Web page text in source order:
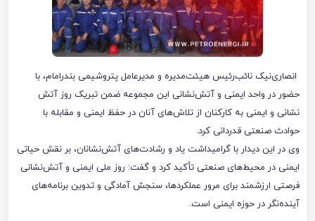
انصاری‌نیک نائب‌رئیس هیئت‌مدیره و مدیرعامل پتروشیمی بندرامام، با
حضور در واحد ایمنی و آتش‌نشانی این مجموعه ضمن تبریک روز آتش
نشانی و ایمنی به کارکنان از تلاش‌های آنان در حفظ ایمنی و مقابله با
حوادث صنعتی قدردانی کرد.
وی در این دیدار با گرامیداشت یاد و رشادت‌های آتش‌نشانان، بر نقش حیاتی
ایمنی در محیط‌های صنعتی تأکید کرد و گفت: روز ملی ایمنی و آتش‌نشانی
فرصتی ارزشمند برای مرور عملکردها، سنجش آمادگی و تدوین برنامه‌های
آینده‌نگر در حوزه ایمنی است.